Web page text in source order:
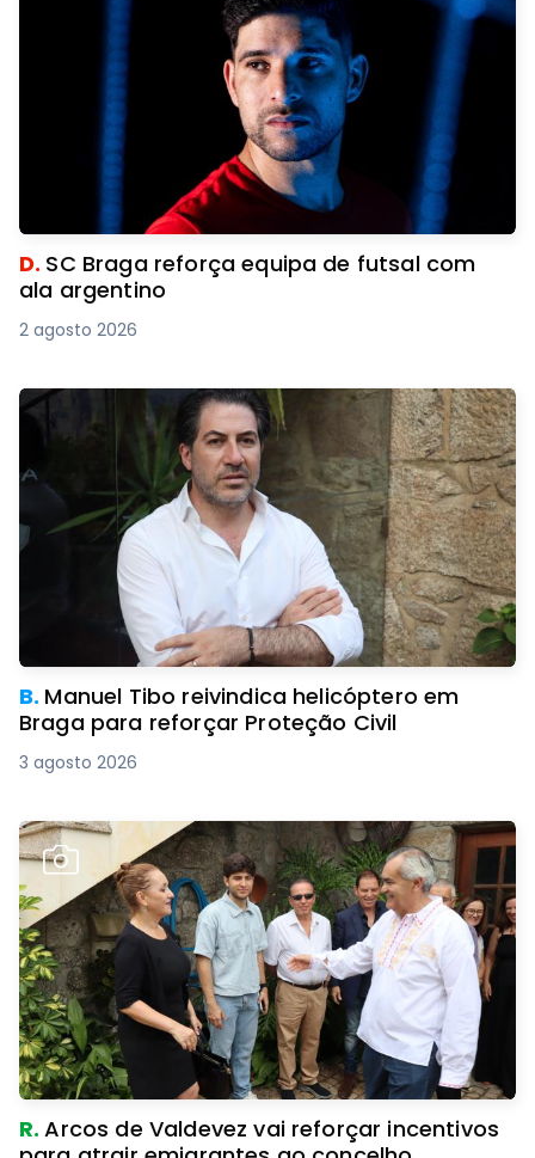
D. SC Braga reforça equipa de futsal com
ala argentino
2 agosto 2026
B. Manuel Tibo reivindica helicóptero em
Braga para reforçar Proteção Civil
3 agosto 2026
R.Arcos de Valdevez vai reforçar incentivos